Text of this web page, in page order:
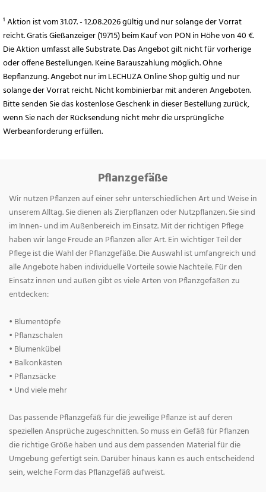
¹ Aktion ist vom 31.07. - 12.08.2026 gültig und nur solange der Vorrat
reicht. Gratis Gießanzeiger (19715) beim Kauf von PON in Höhe von 40 €.
Die Aktion umfasst alle Substrate. Das Angebot gilt nicht für vorherige
oder offene Bestellungen. Keine Barauszahlung möglich. Ohne
Bepflanzung. Angebot nur im LECHUZA Online Shop gültig und nur
solange der Vorrat reicht. Nicht kombinierbar mit anderen Angeboten.
Bitte senden Sie das kostenlose Geschenk in dieser Bestellung zurück,
wenn Sie nach der Rücksendung nicht mehr die ursprüngliche
Werbeanforderung erfüllen.
Pflanzgefäße
Wir nutzen Pflanzen auf einer sehr unterschiedlichen Art und Weise in
unserem Alltag. Sie dienen als Zierpflanzen oder Nutzpflanzen. Sie sind
im Innen- und im Außenbereich im Einsatz. Mit der richtigen Pflege
haben wir lange Freude an Pflanzen aller Art. Ein wichtiger Teil der
Pflege ist die Wahl der Pflanzgefäße. Die Auswahl ist umfangreich und
alle Angebote haben individuelle Vorteile sowie Nachteile. Für den
Einsatz innen und außen gibt es viele Arten von Pflanzgefäßen zu
entdecken:
• Blumentöpfe
• Pflanzschalen
• Blumenkübel
• Balkonkästen
• Pflanzsäcke
• Und viele mehr
Das passende Pflanzgefäß für die jeweilige Pflanze ist auf deren
speziellen Ansprüche zugeschnitten. So muss ein Gefäß für Pflanzen
die richtige Größe haben und aus dem passenden Material für die
Umgebung gefertigt sein. Darüber hinaus kann es auch entscheidend
sein, welche Form das Pflanzgefäß aufweist.